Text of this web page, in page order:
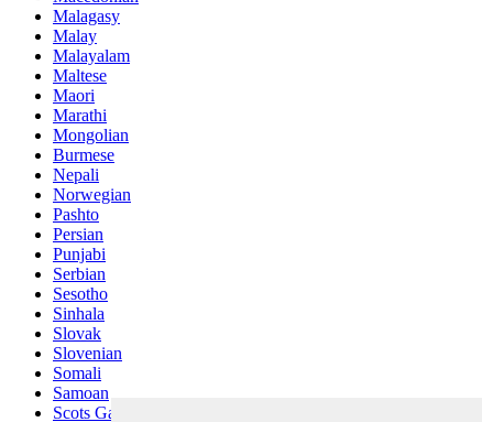
Malagasy
Malay
Malayalam
Maltese
Maori
Marathi
Mongolian
Burmese
Nepali
Norwegian
Pashto
Persian
Punjabi
Serbian
Sesotho
Sinhala
Slovak
Slovenian
Somali
Samoan
Scots Gaelic